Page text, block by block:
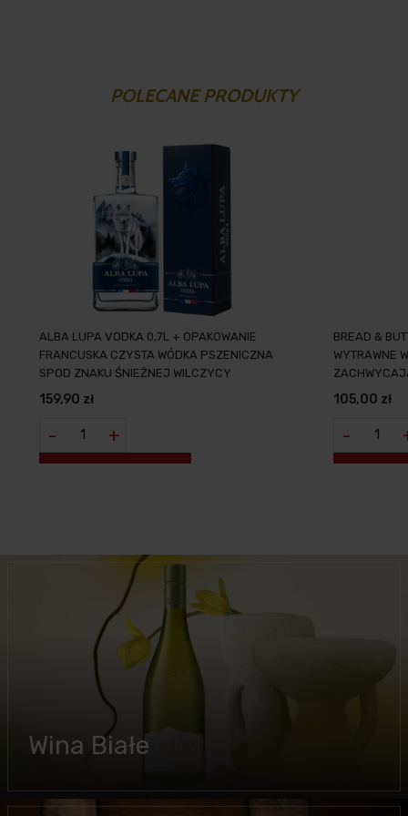
POLECANE PRODUKTY
ALBA LUPA VODKA 0,7L + OPAKOWANIE
FRANCUSKA CZYSTA WÓDKA PSZENICZNA
SPOD ZNAKU ŚNIEŻNEJ WILCZYCY
159,90 zł
- +
BREAD &
WYTRAWNE
KALIFORNI
105,00 zł
-
Wina Białe